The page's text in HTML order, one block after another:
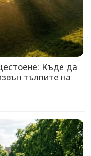
Къде да
тълпите на